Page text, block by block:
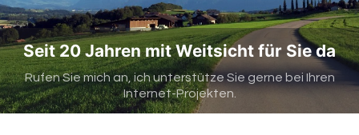
Seit 20 Jahren mit Weitsicht für Sie da
Rufen Sie mich an, ich unterstütze Sie gerne bei Ihren
Internet-Projekten.